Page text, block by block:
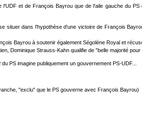
l'UDF et de François Bayrou que de l'aile gauche du
situer dans l'hypothèse d'une victoire de François
Bayrou à soutenir également Ségolène Royal et
Dominique Strauss-Kahn qualifie de "belle majorité
du PS imagine publiquement un gouvernement PS-UDF...
"exclu" que le PS gouverne avec François Bayrou)